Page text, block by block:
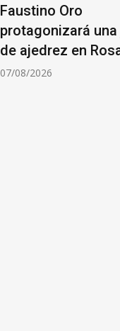
Faustino Oro
protagonizará
de ajedrez en
07/08/2026